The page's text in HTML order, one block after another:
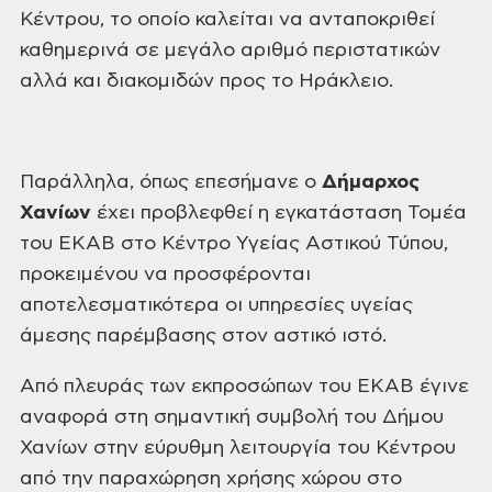
Κέντρου, το οποίο καλείται να ανταποκριθεί
καθημερινά σε μεγάλο αριθμό περιστατικών
αλλά και διακομιδών προς το Ηράκλειο.
Παράλληλα, όπως επεσήμανε ο Δήμαρχος
Χανίων έχει προβλεφθεί η εγκατάσταση Τομέα
του ΕΚΑΒ στο Κέντρο Υγείας Αστικού Τύπου,
προκειμένου να προσφέρονται
αποτελεσματικότερα οι υπηρεσίες υγείας
άμεσης παρέμβασης στον αστικό ιστό.
Από πλευράς των εκπροσώπων του ΕΚΑΒ έγινε
αναφορά στη σημαντική συμβολή του Δήμου
Χανίων στην εύρυθμη λειτουργία του Κέντρου
από την παραχώρηση χρήσης χώρου στο